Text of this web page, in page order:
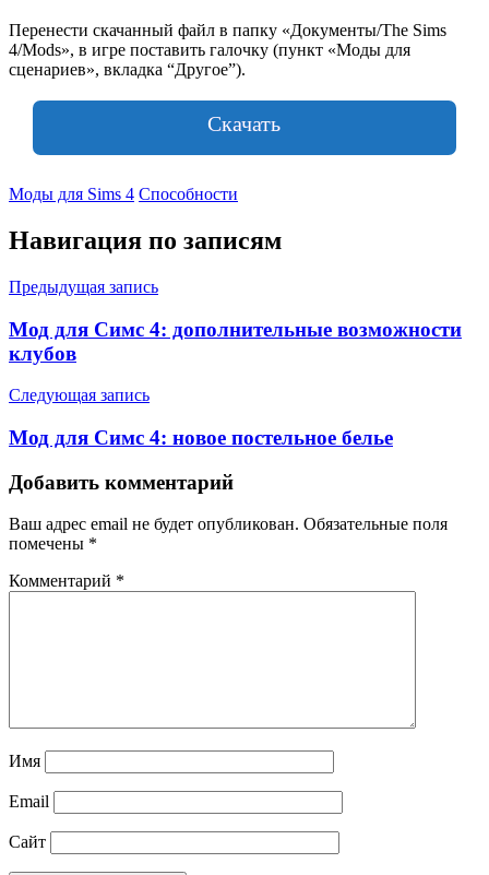
Перенести скачанный файл в папку «Документы/The Sims
4/Mods», в игре поставить галочку (пункт «Моды для
сценариев», вкладка “Другое”).
Скачать
Моды для Sims 4 Способности
Навигация по записям
Предыдущая запись
Мод для Симс 4: дополнительные возможности
клубов
Следующая запись
Мод для Симс 4: новое постельное белье
Добавить комментарий
Ваш адрес email не будет опубликован. Обязательные поля
помечены *
Комментарий *
Имя
Email
Сайт